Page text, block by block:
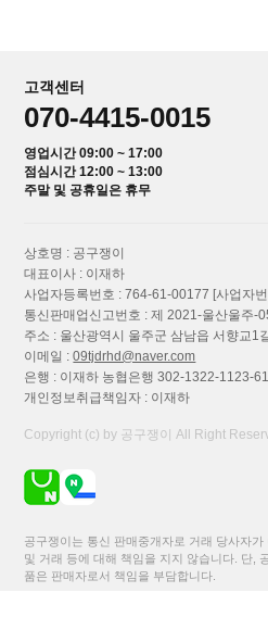
보쉬 Fontus
충전 낙엽 송풍
106,800원
보쉬 KEO 18V
터 본체만 양날
110,300원
고객센터
070-4415-0015
영업시간 09:00 ~ 17:00
점심시간 12:00 ~ 13:00
주말 및 공휴일은 휴무
상호명 : 공구쟁이
대표이사 : 이재하
사업자등록번호 : 764-61-00177 [사업자
통신판매업신고번호 : 제 2021-울산울주-
주소 : 울산광역시 울주군 삼남읍 서향교1
이메일 :09tjdrhd@naver.com
은행 : 이재하 농협은행 302-1322-1123-61
개인정보취급책임자 : 이재하
Copyright (c) by 공구쟁이 All Right
공구쟁이는 통신 판매중개자로 거래 당사자
및 거래 등에 대해 책임을 지지 않습니다. 단,
품은 판매자로서 책임을 부담합니다.